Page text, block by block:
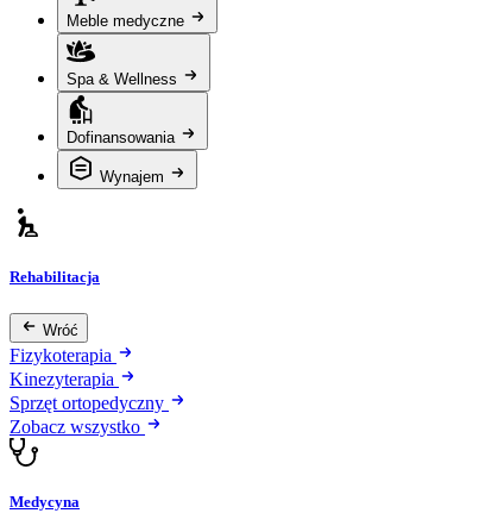
Meble medyczne
Spa & Wellness
Dofinansowania
Wynajem
Rehabilitacja
Wróć
Fizykoterapia
Kinezyterapia
Sprzęt ortopedyczny
Zobacz wszystko
Medycyna